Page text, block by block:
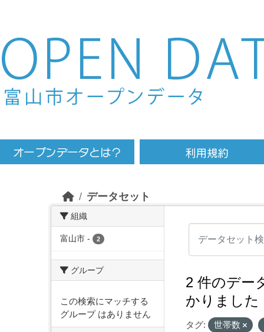
Skip to main content
データセット
組織
富山市 - 2
グループ
この検索にマッチする
グループ はありません
2 件のデー
かりました
タグ: 世帯数